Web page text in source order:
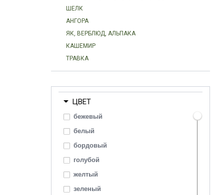
ШЕЛК
АНГОРА
ЯК, ВЕРБЛЮД, АЛЬПАКА
КАШЕМИР
ТРАВКА
ЦВЕТ
бежевый
белый
бордовый
голубой
желтый
зеленый